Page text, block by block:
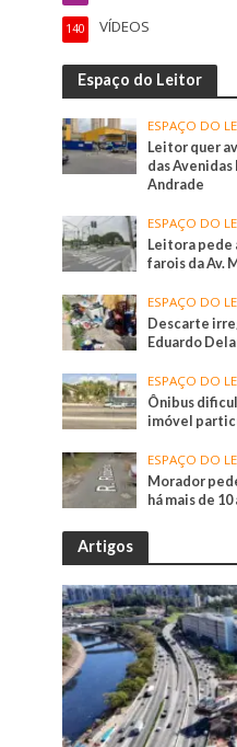
VÍDEOS
140
Espaço do Leitor
ESPAÇO DO
Leitor quer
das
Andrade
ESPAÇO DO
Leitora pede
farois da Av.
ESPAÇO DO
Descarte
Eduardo
ESPAÇO DO
Ônibus
imóvel
ESPAÇO DO
Morador
há mais de
Artigos